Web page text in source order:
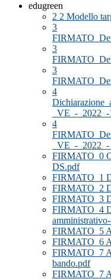
edugreen
2 2 Modello
3
3
3
4
_VE_-
4
_VE_-
FIRMATO_0
DS.pdf
FIRMATO_1
FIRMATO_2
FIRMATO_3
FIRMATO_4
FIRMATO_5
FIRMATO_6
FIRMATO_7
bando.pdf
FIRMATO_7